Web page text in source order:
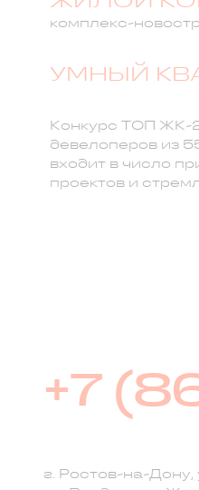
комплекс-
УМНЫЙ
Конкурс ТОП ЖК-
девелоперов из
входит в число
проектов и
+7
г. Ростов-на-